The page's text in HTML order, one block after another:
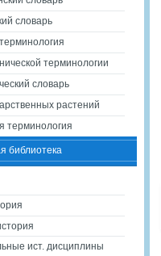
словарь
терминологии
словарь
растений
терминология
библиотека
ист. дисциплины